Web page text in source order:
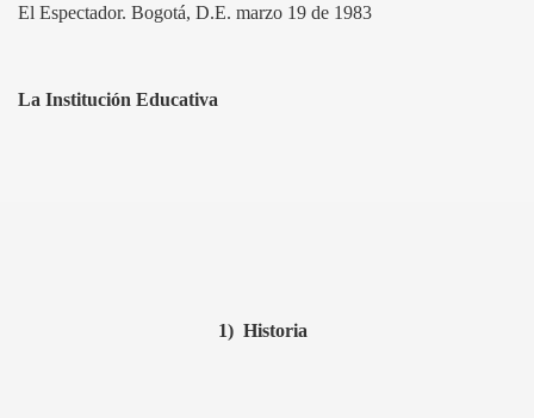
El Espectador. Bogotá, D.E. marzo 19 de 1983
La Institución Educativa
1) Historia